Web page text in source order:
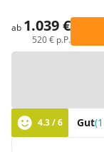
ab 1.039 €
520 € p.P.
4.3 / 6 Gut